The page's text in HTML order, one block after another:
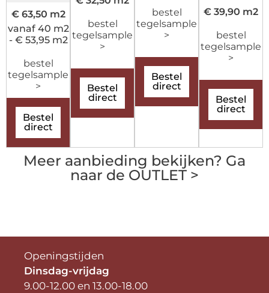
€ 63,50 m2
vanaf 40 m2
- € 53,95 m2
bestel
tegelsample
>
Bestel
direct
bestel
tegelsample
>
Bestel
direct
bestel
tegelsample
>
Bestel
direct
€ 39,90 m2
bestel
tegelsample
>
Bestel
direct
Meer aanbieding bekijken? Ga
naar de OUTLET >
Openingstijden
Dinsdag-vrijdag
9.00-12.00 en 13.00-18.00